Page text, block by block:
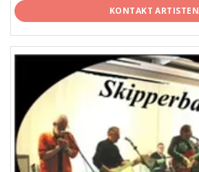
KONTAKT ARTISTEN